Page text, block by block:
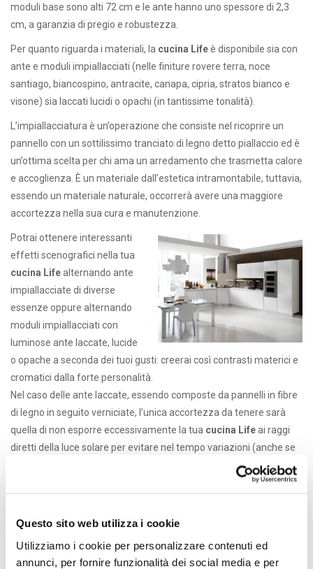
Questo sito web utilizza i cookie
Utilizziamo i cookie per personalizzare contenuti ed
annunci, per fornire funzionalità dei social media e per
moduli base sono alti 72 cm e le ante hanno uno spessore di 2,3
cm, a garanzia di pregio e robustezza.
Per quanto riguarda i materiali, la cucina Lifeè disponibile sia con
ante e moduli impiallacciati (nelle finiture rovere terra, noce
santiago, biancospino, antracite, canapa, cipria, stratos bianco e
visone) sia laccati lucidi o opachi (in tantissime tonalità).
L’impiallacciatura è un’operazione che consiste nel ricoprire un
pannello con un sottilissimo tranciato di legno detto piallaccio ed è
un’ottima scelta per chi ama un arredamento che trasmetta calore
e accoglienza. È un materiale dall’estetica intramontabile, tuttavia,
essendo un materiale naturale, occorrerà avere una maggiore
accortezza nella sua cura e manutenzione.
Potrai ottenere interessanti
effetti scenografici nella tua
cucina Lifealternando ante
impiallacciate di diverse
essenze oppure alternando
moduli impiallacciati con
luminose ante laccate, lucide
o opache a seconda dei tuoi gusti: creerai così contrasti materici e
cromatici dalla forte personalità.
Nel caso delle ante laccate, essendo composte da pannelli in fibre
di legno in seguito verniciate, l’unica accortezza da tenere sarà
quella di non esporre eccessivamente la tua cucina Lifeai raggi
diretti della luce solare per evitare nel tempo variazioni (anche se
cucina Lifedi
Al modellocucina Lifepotrai abbinare, oltre al sistema gola
Allegra, maniglie che possono essere di serie, consigliate o
opzionali: per vederle, sfoglia il nostrocatalogo on-lineoppure